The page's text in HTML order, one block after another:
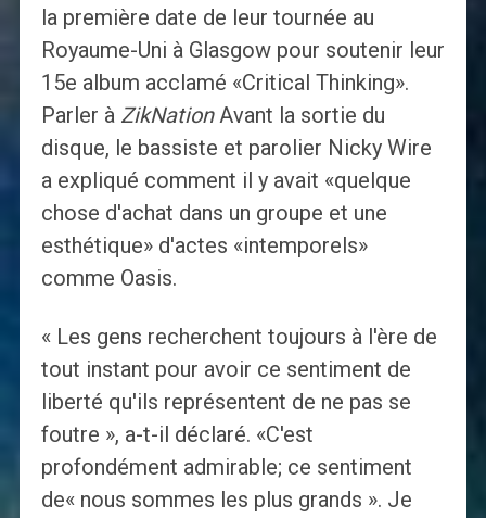
la première date de leur tournée au
Royaume-Uni à Glasgow pour soutenir leur
15e album acclamé «Critical Thinking».
Parler à ZikNationAvant la sortie du
disque, le bassiste et parolier Nicky Wire
a expliqué comment il y avait «quelque
chose d'achat dans un groupe et une
esthétique» d'actes «intemporels»
comme Oasis.
« Les gens recherchent toujours à l'ère de
tout instant pour avoir ce sentiment de
liberté qu'ils représentent de ne pas se
foutre », a-t-il déclaré. «C'est
profondément admirable; ce sentiment
de« nous sommes les plus grands ». Je